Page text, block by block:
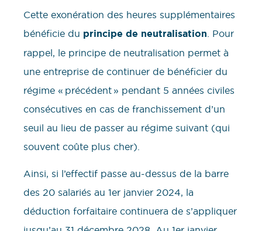
Cette exonération des heures supplémentaires
bénéficie du principe de neutralisation . Pour
rappel, le principe de neutralisation permet à
une entreprise de continuer de bénéficier du
régime « précédent » pendant 5 années civiles
consécutives en cas de franchissement d’un
seuil au lieu de passer au régime suivant (qui
souvent coûte plus cher).
Ainsi, si l’effectif passe au-dessus de la barre
des 20 salariés au 1er janvier 2024, la
déduction forfaitaire continuera de s’appliquer